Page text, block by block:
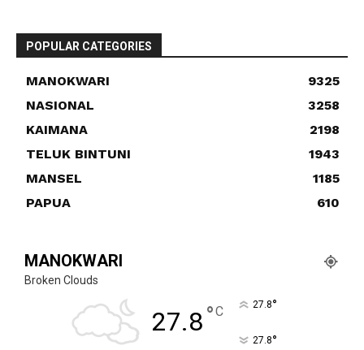
POPULAR CATEGORIES
MANOKWARI
9325
NASIONAL
3258
KAIMANA
2198
TELUK BINTUNI
1943
MANSEL
1185
PAPUA
610
MANOKWARI
Broken Clouds
27.8°C 27.8°
27.8°